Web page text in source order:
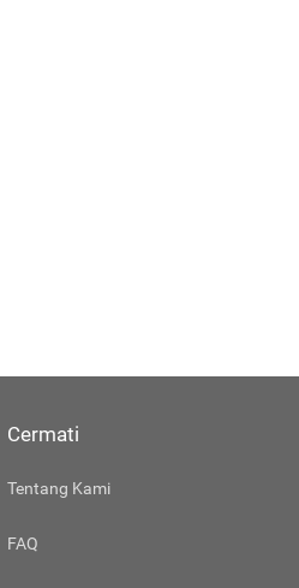
Cermati
Tentang Kami
FAQ